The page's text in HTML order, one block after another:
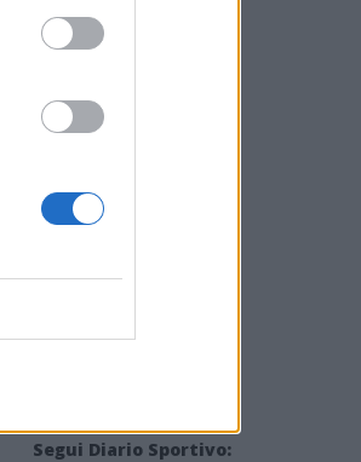
Segui Diario Sportivo: